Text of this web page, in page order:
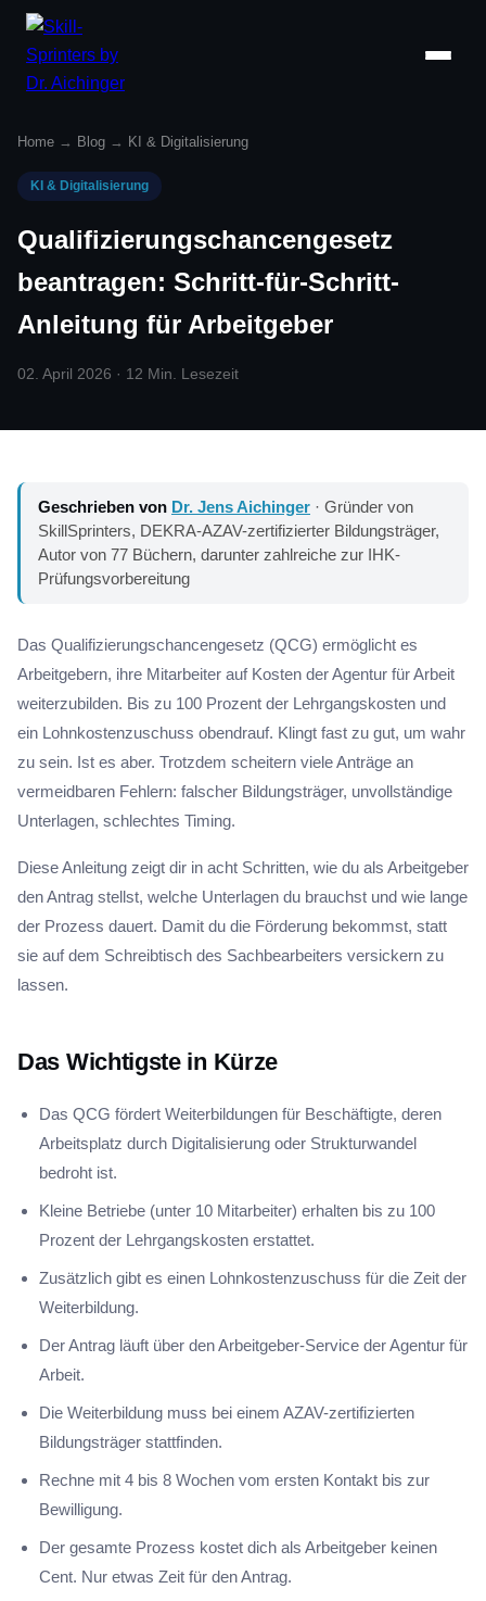
Home → Blog → KI & Digitalisierung
KI & Digitalisierung
Qualifizierungschancengesetz
beantragen: Schritt-für-Schritt-
Anleitung für Arbeitgeber
02. April 2026 · 12 Min. Lesezeit
Geschrieben von Dr. Jens Aichinger · Gründer von
SkillSprinters, DEKRA-AZAV-zertifizierter Bildungsträger,
Autor von 77 Büchern, darunter zahlreiche zur IHK-
Prüfungsvorbereitung
Das Qualifizierungschancengesetz (QCG) ermöglicht es
Arbeitgebern, ihre Mitarbeiter auf Kosten der Agentur für Arbeit
weiterzubilden. Bis zu 100 Prozent der Lehrgangskosten und
ein Lohnkostenzuschuss obendrauf. Klingt fast zu gut, um wahr
zu sein. Ist es aber. Trotzdem scheitern viele Anträge an
vermeidbaren Fehlern: falscher Bildungsträger, unvollständige
Unterlagen, schlechtes Timing.
Diese Anleitung zeigt dir in acht Schritten, wie du als Arbeitgeber
den Antrag stellst, welche Unterlagen du brauchst und wie lange
der Prozess dauert. Damit du die Förderung bekommst, statt
sie auf dem Schreibtisch des Sachbearbeiters versickern zu
lassen.
Das Wichtigste in Kürze
Das QCG fördert Weiterbildungen für Beschäftigte, deren
Arbeitsplatz durch Digitalisierung oder Strukturwandel
bedroht ist.
Kleine Betriebe (unter 10 Mitarbeiter) erhalten bis zu 100
Prozent der Lehrgangskosten erstattet.
Zusätzlich gibt es einen Lohnkostenzuschuss für die Zeit der
Weiterbildung.
Der Antrag läuft über den Arbeitgeber-Service der Agentur für
Arbeit.
Die Weiterbildung muss bei einem AZAV-zertifizierten
Bildungsträger stattfinden.
Rechne mit 4 bis 8 Wochen vom ersten Kontakt bis zur
Bewilligung.
Der gesamte Prozess kostet dich als Arbeitgeber keinen
Cent. Nur etwas Zeit für den Antrag.